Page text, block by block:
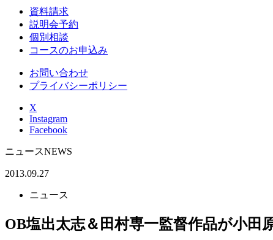
資料請求
説明会予約
個別相談
コースのお申込み
お問い合わせ
プライバシーポリシー
X
Instagram
Facebook
ニュースNEWS
2013.09.27
ニュース
OB塩出太志＆田村専一監督作品が小田